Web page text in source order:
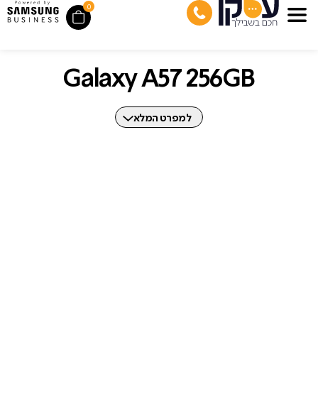
0
Galaxy A57 256GB
למפרט המלא